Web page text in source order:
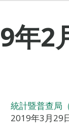
年2
統計暨普查局（
2019年3月29